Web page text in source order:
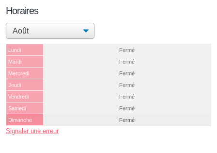
Horaires
Lundi
Fermé
Mardi
Fermé
Mercredi
Fermé
Jeudi
Fermé
Vendredi
Fermé
Samedi
Fermé
Dimanche
Fermé
Signaler une erreur